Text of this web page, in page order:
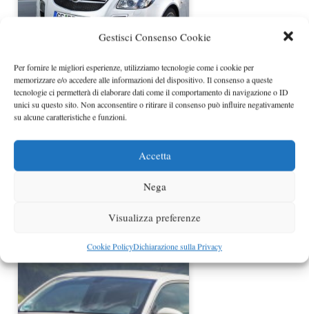
Gestisci Consenso Cookie
Per fornire le migliori esperienze, utilizziamo tecnologie come i cookie per
memorizzare e/o accedere alle informazioni del dispositivo. Il consenso a queste
tecnologie ci permetterà di elaborare dati come il comportamento di navigazione o ID
unici su questo sito. Non acconsentire o ritirare il consenso può influire negativamente
su alcune caratteristiche e funzioni.
Accetta
Nega
Visualizza preferenze
Cookie PolicyDichiarazione sulla Privacy
automatico